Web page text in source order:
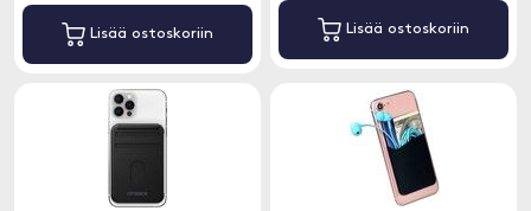
Lisää ostoskoriin Lisää ostoskoriin